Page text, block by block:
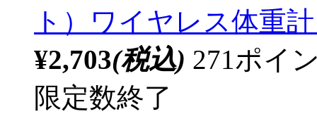
ト）ワイヤレス体重
¥2,703(税込) 271ポイ
限定数終了